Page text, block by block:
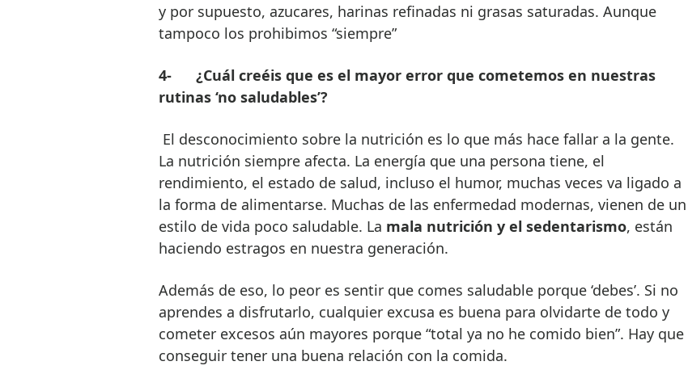
y por supuesto, azucares, harinas refinadas ni grasas saturadas. Aunque
tampoco los prohibimos “siempre”
4- ¿Cuál creéis que es el mayor error que cometemos en nuestras
rutinas ‘no saludables’?
El desconocimiento sobre la nutrición es lo que más hace fallar a la gente.
La nutrición siempre afecta. La energía que una persona tiene, el
rendimiento, el estado de salud, incluso el humor, muchas veces va ligado a
la forma de alimentarse. Muchas de las enfermedad modernas, vienen de un
estilo de vida poco saludable. La mala nutrición y el sedentarismo, están
haciendo estragos en nuestra generación.
Además de eso, lo peor es sentir que comes saludable porque ‘debes’. Si no
aprendes a disfrutarlo, cualquier excusa es buena para olvidarte de todo y
cometer excesos aún mayores porque “total ya no he comido bien”. Hay que
conseguir tener una buena relación con la comida.